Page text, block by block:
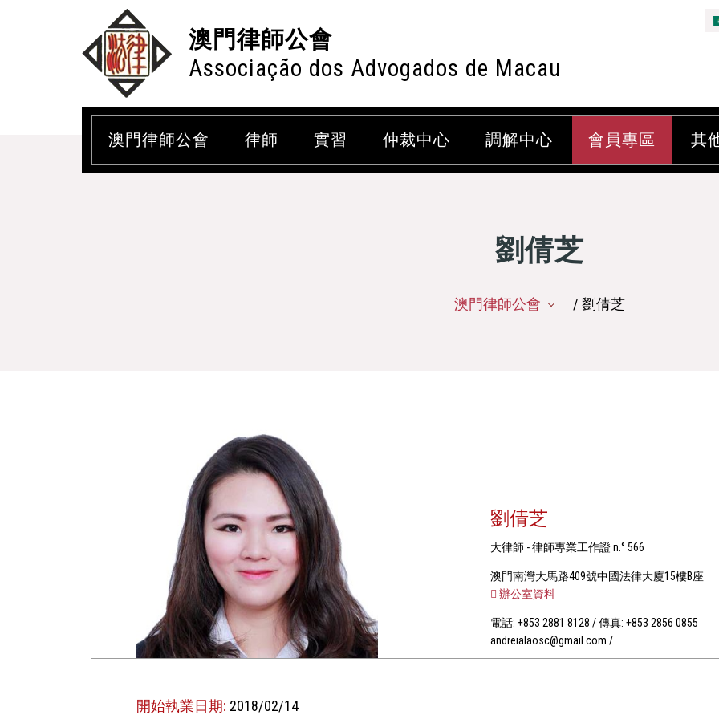
澳門律師公會
Associação dos Advogados de Macau
澳門律師公會 律師 實習 仲裁中心 調解中心 會員專區 其
劉倩芝
澳門律師公會 / 劉倩芝
劉倩芝
大律師 - 律師專業工作證 n.° 566
澳門南灣大馬路409號中國法律大廈15樓B座
辦公室資料
電話: +853 2881 8128 / 傳真: +853 2856 0855
andreialaosc@gmail.com /
開始執業日期: 2018/02/14